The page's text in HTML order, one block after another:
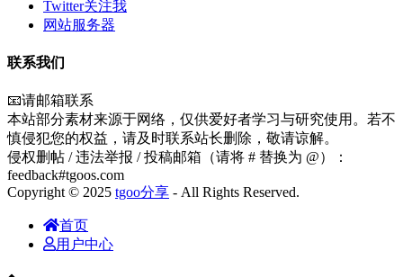
Twitter关注我
网站服务器
联系我们
📧请邮箱联系
本站部分素材来源于网络，仅供爱好者学习与研究使用。若不
慎侵犯您的权益，请及时联系站长删除，敬请谅解。
侵权删帖 / 违法举报 / 投稿邮箱（请将 # 替换为 @）：
feedback#tgoos.com
Copyright © 2025 tgoo分享 - All Rights Reserved.
首页
用户中心